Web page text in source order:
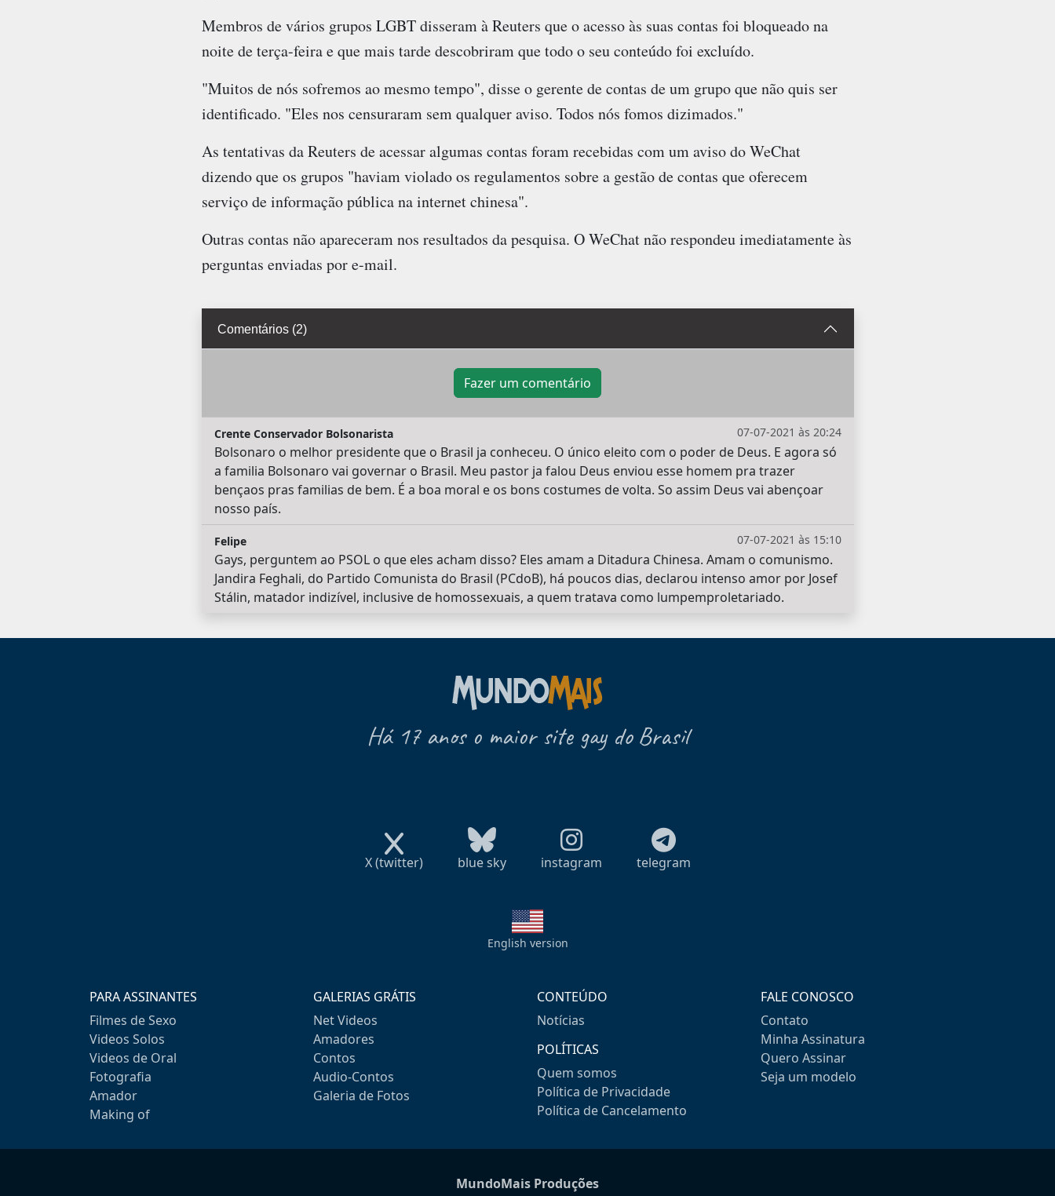
Membros de vários grupos LGBT disseram à Reuters que o acesso às suas contas foi bloqueado na
noite de terça-feira e que mais tarde descobriram que todo o seu conteúdo foi excluído.
"Muitos de nós sofremos ao mesmo tempo", disse o gerente de contas de um grupo que não quis ser
identificado. "Eles nos censuraram sem qualquer aviso. Todos nós fomos dizimados."
As tentativas da Reuters de acessar algumas contas foram recebidas com um aviso do WeChat
dizendo que os grupos "haviam violado os regulamentos sobre a gestão de contas que oferecem
serviço de informação pública na internet chinesa".
Outras contas não apareceram nos resultados da pesquisa. O WeChat não respondeu imediatamente às
perguntas enviadas por e-mail.
Comentários (2)
Fazer um comentário
07-07-2021 às 20:24
Crente Conservador Bolsonarista
Bolsonaro o melhor presidente que o Brasil ja conheceu. O único eleito com o poder de Deus. E agora só
a familia Bolsonaro vai governar o Brasil. Meu pastor ja falou Deus enviou esse homem pra trazer
bençaos pras familias de bem. É a boa moral e os bons costumes de volta. So assim Deus vai abençoar
nosso país.
07-07-2021 às 15:10
Felipe
Gays, perguntem ao PSOL o que eles acham disso? Eles amam a Ditadura Chinesa. Amam o comunismo.
Jandira Feghali, do Partido Comunista do Brasil (PCdoB), há poucos dias, declarou intenso amor por Josef
Stálin, matador indizível, inclusive de homossexuais, a quem tratava como lumpemproletariado.
Há 17 anos o maior site gay do Brasil
X (twitter) blue sky instagram telegram
English version
PARA ASSINANTES
Filmes de Sexo
Videos Solos
Videos de Oral
Fotografia
Amador
Making of
GALERIAS GRÁTIS
Net Videos
Amadores
Contos
Audio-Contos
Galeria de Fotos
CONTEÚDO
Notícias
POLÍTICAS
Quem somos
Política de Privacidade
Política de Cancelamento
FALE CONOSCO
Contato
Minha Assinatura
Quero Assinar
Seja um modelo
MundoMais Produções